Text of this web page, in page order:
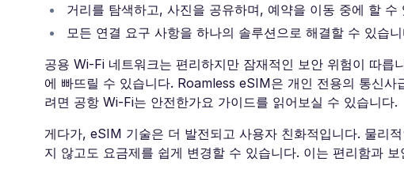
거리를 탐색하고, 사진을 공유하며, 예약을 이동 중에 할 수
모든 연결 요구 사항을 하나의 솔루션으로 해결할 수 있습
공용 Wi-Fi 네트워크는 편리하지만 잠재적인 보안 위험이 따
에 빠뜨릴 수 있습니다. Roamless eSIM은 개인 전용의 통신
려면 공항 Wi-Fi는 안전한가요 가이드를 읽어보실 수 있습니다.
게다가, eSIM 기술은 더 발전되고 사용자 친화적입니다. 물리
지 않고도 요금제를 쉽게 변경할 수 있습니다. 이는 편리함과